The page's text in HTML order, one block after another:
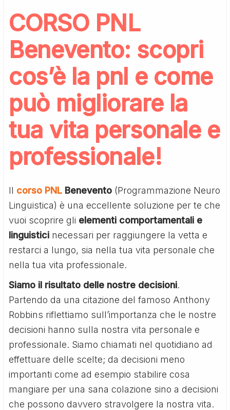
CORSO PNL
Benevento: scopri
cos’è la pnl e come
può migliorare la
tua vita personale e
professionale!
Il corso PNL Benevento (Programmazione Neuro
Linguistica) è una eccellente soluzione per te che
vuoi scoprire gli elementi comportamentali e
linguistici necessari per raggiungere la vetta e
restarci a lungo, sia nella tua vita personale che
nella tua vita professionale.
Siamo il risultato delle nostre decisioni.
Partendo da una citazione del famoso Anthony
Robbins riflettiamo sull’importanza che le nostre
decisioni hanno sulla nostra vita personale e
professionale. Siamo chiamati nel quotidiano ad
effettuare delle scelte; da decisioni meno
importanti come ad esempio stabilire cosa
mangiare per una sana colazione sino a decisioni
che possono davvero stravolgere la nostra vita.